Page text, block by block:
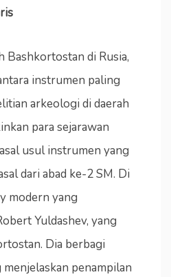
Bashkortostan di Rusia,
instrumen paling
arkeologi di daerah
para sejarawan
usul instrumen yang
dari abad ke-2 SM. Di
modern yang
Yuldashev, yang
Dia berbagi
penampilan